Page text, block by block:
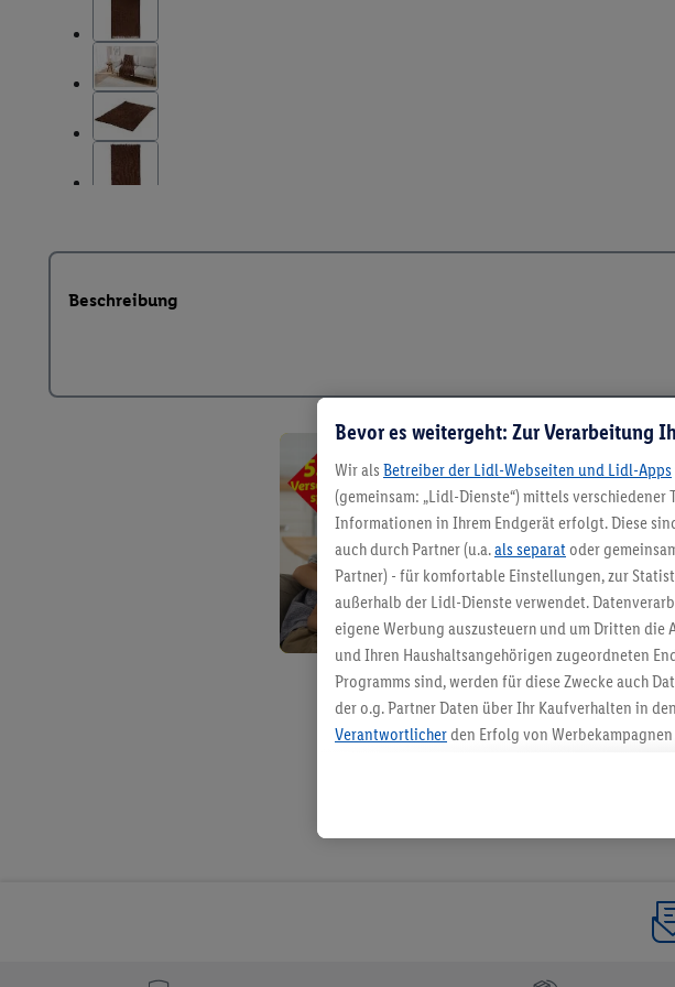
Beschreibung
Bevor es weitergeht: Zur Verarbeitung
Wir als Betreiber der Lidl-Webseiten und Lidl-Apps
(gemeinsam: „Lidl-Dienste“) mittels
Informationen in Ihrem Endgerät erfolgt. Diese
auch durch Partner (u.a.als separat oder
Partner) - für komfortable Einstellungen, zur
außerhalb der Lidl-Dienste verwendet.
eigene Werbung auszusteuern und um Dritten
und Ihren Haushaltsangehörigen zugeordneten
Programms sind, werden für diese Zwecke auch
der o.g. Partner Daten über Ihr Kaufverhalten in
Verantwortlicherden Erfolg von
angereicherten Profilen. Dies umfasst die
Kaufverhalten in den Lidl-Diensten,
genauen Standortdaten) auch über verschiedene
Erfolgsmessung der Werbung, zur
Sicherung und Optimierung dieser